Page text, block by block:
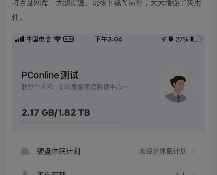
持百度网盘、大鹏提速、玩物下载等插件，大大增强了实用
性。